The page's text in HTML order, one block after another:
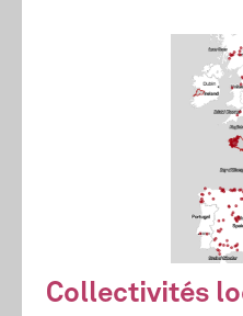
Collectivités